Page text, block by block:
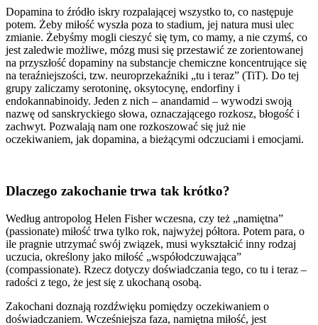
Dopamina to źródło iskry rozpalającej wszystko to, co następuje
potem. Żeby miłość wyszła poza to stadium, jej natura musi ulec
zmianie. Żebyśmy mogli cieszyć się tym, co mamy, a nie czymś, co
jest zaledwie możliwe, mózg musi się przestawić ze zorientowanej
na przyszłość dopaminy na substancje chemiczne koncentrujące się
na teraźniejszości, tzw. neuroprzekaźniki „tu i teraz” (TiT). Do tej
grupy zaliczamy serotoninę, oksytocynę, endorfiny i
endokannabinoidy. Jeden z nich – anandamid – wywodzi swoją
nazwę od sanskryckiego słowa, oznaczającego rozkosz, błogość i
zachwyt. Pozwalają nam one rozkoszować się już nie
oczekiwaniem, jak dopamina, a bieżącymi odczuciami i emocjami.
Dlaczego zakochanie trwa tak krótko?
Według antropolog Helen Fisher wczesna, czy też „namiętna”
(passionate) miłość trwa tylko rok, najwyżej półtora. Potem para, o
ile pragnie utrzymać swój związek, musi wykształcić inny rodzaj
uczucia, określony jako miłość „współodczuwająca”
(compassionate). Rzecz dotyczy doświadczania tego, co tu i teraz –
radości z tego, że jest się z ukochaną osobą.
Zakochani doznają rozdźwięku pomiędzy oczekiwaniem o
doświadczaniem. Wcześniejsza faza, namiętna miłość, jest